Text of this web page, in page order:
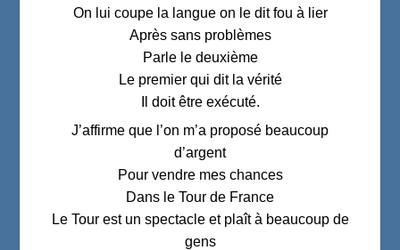
On lui coupe la langue on le dit fou à lier
Après sans problèmes
Parle le deuxième
Le premier qui dit la vérité
Il doit être exécuté.
J’affirme que l’on m’a proposé beaucoup
d’argent
Pour vendre mes chances
Dans le Tour de France
Le Tour est un spectacle et plaît à beaucoup de
gens